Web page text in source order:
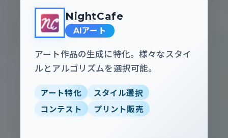
NightCafe
AIアート
アート作品の生成に特化。様々なスタイ
ルとアルゴリズムを選択可能。
アート特化
スタイル選択
コンテスト
プリント販売